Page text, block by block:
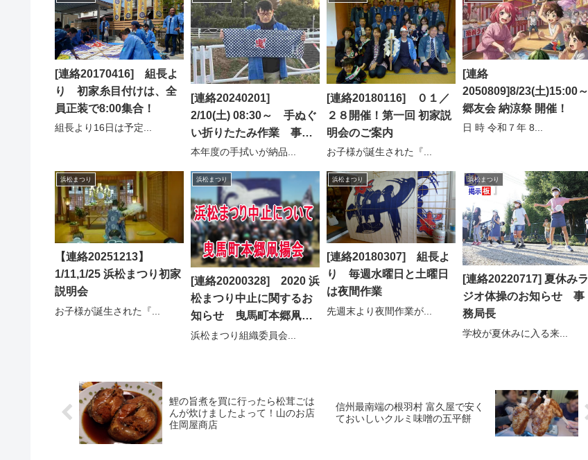
[連絡20170416] 組長よ
り 初家糸目付けは、全
員正装で8:00集合！
組長より16日は予定...
[連絡20240201]
2/10(土) 08:30～ 手ぬぐ
い折りたたみ作業 事務
局長
本年度の手拭いが納品...
[連絡20180116] ０１／
２８開催！第一回 初家説
明会のご案内
お子様が誕生された『...
[連絡
2050809]8/23(土)15:00～
郷友会 納涼祭 開催！
日 時 令和７年 8...
浜松まつり
【連絡20251213】
1/11,1/25 浜松まつり初家
説明会
お子様が誕生された『...
浜松まつり
[連絡20200328] 2020 浜
松まつり中止に関するお
知らせ 曳馬町本郷凧揚
会
浜松まつり組織委員会...
浜松まつり
[連絡20180307] 組長よ
り 毎週水曜日と土曜日
は夜間作業
先週末より夜間作業が...
浜松まつり
[連絡20220717] 夏休みラ
ジオ体操のお知らせ 事
務局長
学校が夏休みに入る来...
鯉の旨煮を買に行ったら松茸ごは
んが炊けましたよって！山のお店
住岡屋商店
信州最南端の根羽村 富久屋で安く
ておいしいクルミ味噌の五平餅